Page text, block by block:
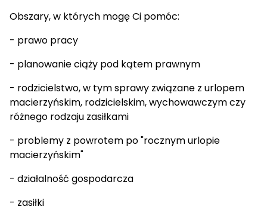
Obszary, w których mogę Ci pomóc:
- prawo pracy
- planowanie ciąży pod kątem prawnym
- rodzicielstwo, w tym sprawy związane z urlopem
macierzyńskim, rodzicielskim, wychowawczym czy
różnego rodzaju zasiłkami
- problemy z powrotem po "rocznym urlopie
macierzyńskim"
- działalność gospodarcza
- zasiłki